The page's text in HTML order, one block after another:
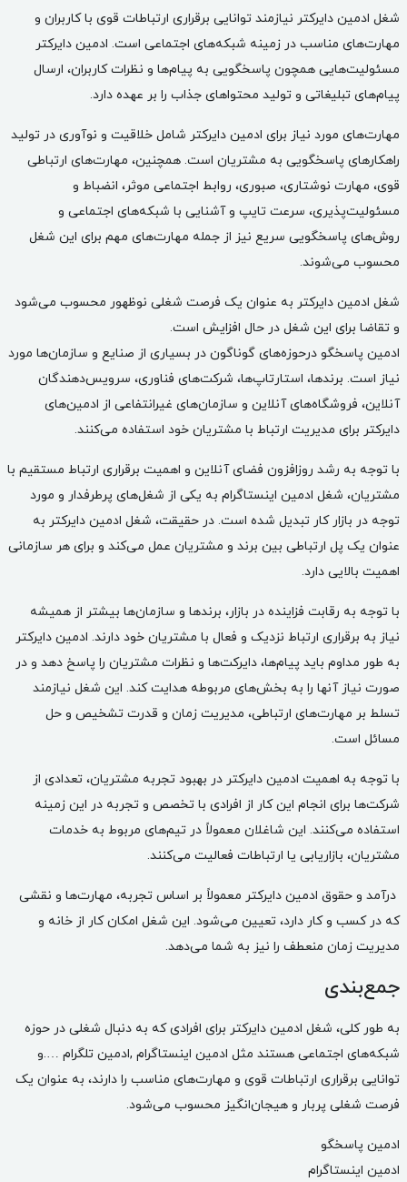
شغل ادمین دایرکتر نیازمند توانایی برقراری ارتباطات قوی با کاربران و
مهارت‌های مناسب در زمینه شبکه‌های اجتماعی است. ادمین دایرکتر
مسئولیت‌هایی همچون پاسخگویی به پیام‌ها و نظرات کاربران، ارسال
پیام‌های تبلیغاتی و تولید محتواهای جذاب را بر عهده دارد.
مهارت‌های مورد نیاز برای ادمین دایرکتر شامل خلاقیت و نوآوری در تولید
راهکارهای پاسخگویی به مشتریان است. همچنین، مهارت‌های ارتباطی
قوی، مهارت نوشتاری، صبوری، روابط اجتماعی موثر، انضباط و
مسئولیت‌پذیری، سرعت تایپ و آشنایی با شبکه‌های اجتماعی و
روش‌های پاسخگویی سریع نیز از جمله مهارت‌های مهم برای این شغل
محسوب می‌شوند.
شغل ادمین دایرکتر به عنوان یک فرصت شغلی نوظهور محسوب می‌شود
و تقاضا برای این شغل در حال افزایش است.
ادمین پاسخگو درحوزه‌های گوناگون در بسیاری از صنایع و سازمان‌ها مورد
نیاز است. برندها، استارتاپ‌ها، شرکت‌های فناوری، سرویس‌دهندگان
آنلاین، فروشگاه‌های آنلاین و سازمان‌های غیرانتفاعی از ادمین‌های
دایرکتر برای مدیریت ارتباط با مشتریان خود استفاده می‌کنند.
با توجه به رشد روزافزون فضای آنلاین و اهمیت برقراری ارتباط مستقیم با
مشتریان، شغل ادمین اینستاگرام به یکی از شغل‌های پرطرفدار و مورد
توجه در بازار کار تبدیل شده است. در حقیقت، شغل ادمین دایرکتر به
عنوان یک پل ارتباطی بین برند و مشتریان عمل می‌کند و برای هر سازمانی
اهمیت بالایی دارد.
با توجه به رقابت فزاینده در بازار، برندها و سازمان‌ها بیشتر از همیشه
نیاز به برقراری ارتباط نزدیک و فعال با مشتریان خود دارند. ادمین دایرکتر
به طور مداوم باید پیام‌ها، دایرکت‌ها و نظرات مشتریان را پاسخ دهد و در
صورت نیاز آنها را به بخش‌های مربوطه هدایت کند. این شغل نیازمند
تسلط بر مهارت‌های ارتباطی، مدیریت زمان و قدرت تشخیص و حل
مسائل است.
با توجه به اهمیت ادمین دایرکتر در بهبود تجربه مشتریان، تعدادی از
شرکت‌ها برای انجام این کار از افرادی با تخصص و تجربه در این زمینه
استفاده می‌کنند. این شاغلان معمولاً در تیم‌های مربوط به خدمات
مشتریان، بازاریابی یا ارتباطات فعالیت می‌کنند.
درآمد و حقوق ادمین دایرکتر معمولاً بر اساس تجربه، مهارت‌ها و نقشی
که در کسب و کار دارد، تعیین می‌شود. این شغل امکان کار از خانه و
مدیریت زمان منعطف را نیز به شما می‌دهد.
جمع‌بندی
به طور کلی، شغل ادمین دایرکتر برای افرادی که به دنبال شغلی در حوزه
شبکه‌های اجتماعی هستند مثل ادمین اینستاگرام ,ادمین تلگرام ….و
توانایی برقراری ارتباطات قوی و مهارت‌های مناسب را دارند، به عنوان یک
فرصت شغلی پربار و هیجان‌انگیز محسوب می‌شود.
ادمین پاسخگو
ادمین اینستاگرام